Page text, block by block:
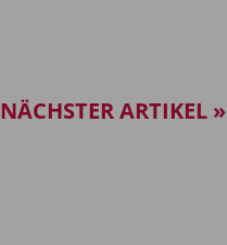
NÄCHSTER ARTIKEL »